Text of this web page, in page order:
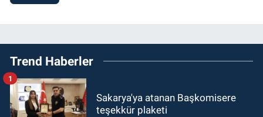
Trend Haberler
Sakarya'ya atanan Başkomisere
teşekkür plaketi
1